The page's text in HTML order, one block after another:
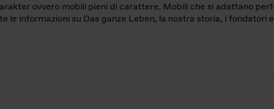
ovvero mobili pieni di carattere. Mobili che si adattano
le informazioni su Das ganze Leben, la nostra storia, i fondatori